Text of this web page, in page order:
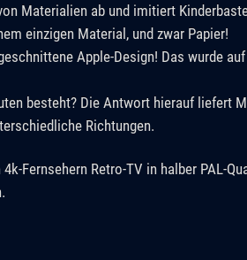
Materialien ab und imitiert
einzigen Material, und zwar Papier!
Apple-Design! Das wurde
besteht? Die Antwort hierauf liefert
Richtungen.
Fernsehern Retro-TV in halber PAL-